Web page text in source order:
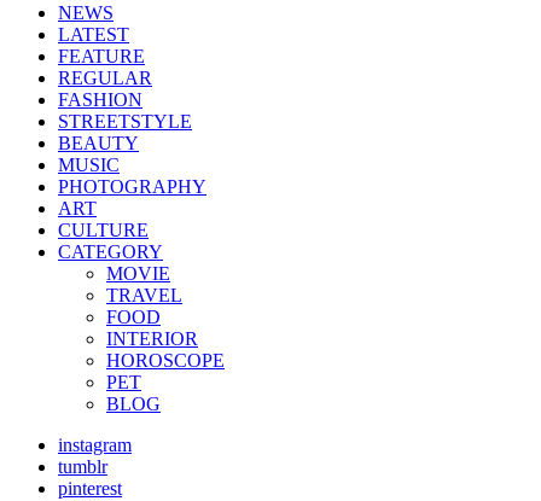
NEWS
LATEST
FEATURE
REGULAR
FASHION
STREETSTYLE
BEAUTY
MUSIC
PHOTOGRAPHY
ART
CULTURE
CATEGORY
MOVIE
TRAVEL
FOOD
INTERIOR
HOROSCOPE
PET
BLOG
instagram
tumblr
pinterest